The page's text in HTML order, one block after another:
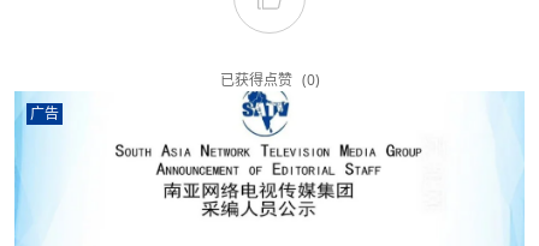
已获得点赞 (0)
广告